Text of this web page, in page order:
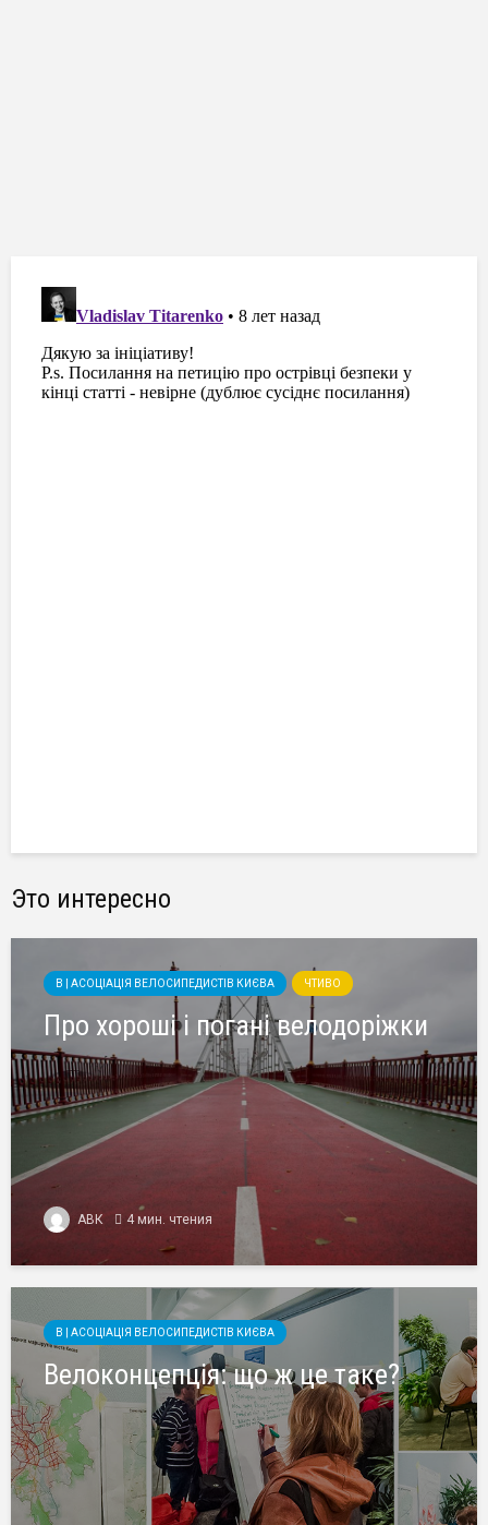
Это интересно
B | АСОЦІАЦІЯ ВЕЛОСИПЕДИСТІВ КИЄВА ЧТИВО
Про хороші і погані велодоріжки
АВК 4 мин. чтения
B | АСОЦІАЦІЯ ВЕЛОСИПЕДИСТІВ КИЄВА
Велоконцепція: що ж це таке?